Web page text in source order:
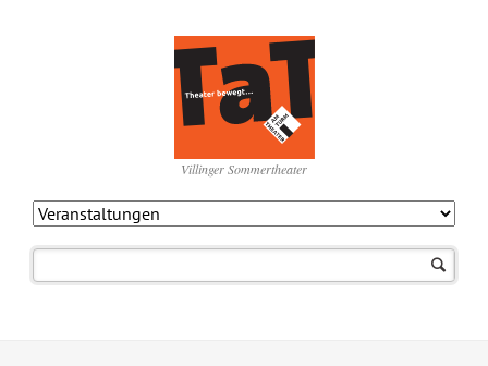
Villinger Sommertheater